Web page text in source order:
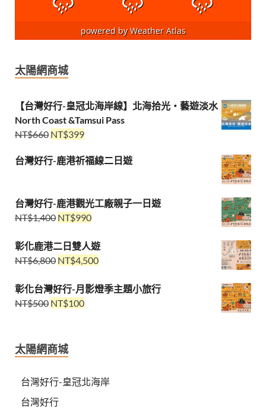
powered byWeather Atlas
太陽網商城
【台灣好行-皇冠北海岸線】北海拾光・藝遊淡水
North Coast &Tamsui Pass
NT$660 NT$399
台灣好行-鹿港祈福線二日遊
台灣好行-鹿港觀光工廠親子一日遊
NT$1,400 NT$990
彰化鹿港二日雙人遊
NT$6,800 NT$4,500
彰化台灣好行-月影燈季主題小旅行
NT$500 NT$100
太陽網商城
台灣好行-皇冠北海岸
台灣好行